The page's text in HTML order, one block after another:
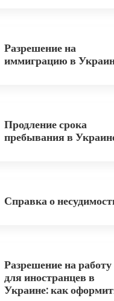
Разрешение на
иммиграцию в
Продление срока
пребывания в
Справка о
Разрешение на работу
для иностранцев в
Украине: как